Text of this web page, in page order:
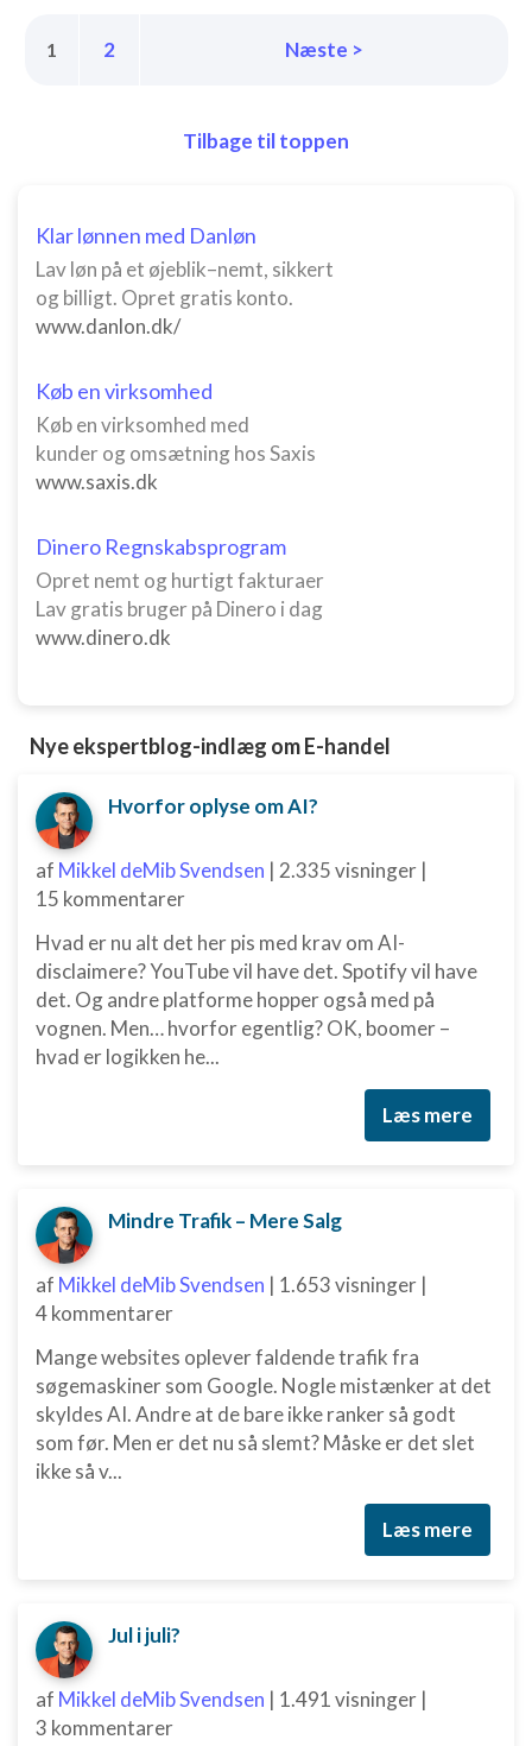
1 2 Næste >
Tilbage til toppen
Klar lønnen med Danløn
Lav løn på et øjeblik–nemt, sikkert
og billigt. Opret gratis konto.
www.danlon.dk/
Køb en virksomhed
Køb en virksomhed med
kunder og omsætning hos Saxis
www.saxis.dk
Dinero Regnskabsprogram
Opret nemt og hurtigt fakturaer
Lav gratis bruger på Dinero i dag
www.dinero.dk
Nye ekspertblog-indlæg om E-handel
Hvorfor oplyse om AI?
af Mikkel deMib Svendsen | 2.335 visninger |
15 kommentarer
Hvad er nu alt det her pis med krav om AI-
disclaimere? YouTube vil have det. Spotify vil have
det. Og andre platforme hopper også med på
vognen. Men… hvorfor egentlig? OK, boomer –
hvad er logikken he...
Læs mere
Mindre Trafik – Mere Salg
af Mikkel deMib Svendsen | 1.653 visninger |
4 kommentarer
Mange websites oplever faldende trafik fra
søgemaskiner som Google. Nogle mistænker at det
skyldes AI. Andre at de bare ikke ranker så godt
som før. Men er det nu så slemt? Måske er det slet
ikke så v...
Læs mere
Jul i juli?
af Mikkel deMib Svendsen | 1.491 visninger |
3 kommentarer